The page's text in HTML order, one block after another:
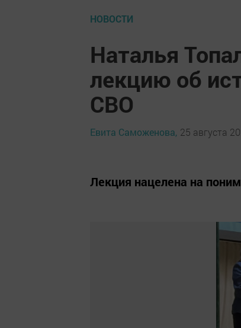
НОВОСТИ
Наталья
лекцию об
СВО
Евита Саможенова, 25 августа
Лекция нацелена на